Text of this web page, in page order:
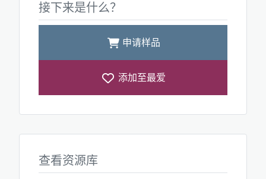
接下来是什么？
申请样品
添加至最爱
查看资源库